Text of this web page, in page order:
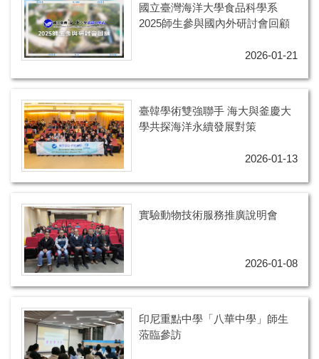
國立臺灣海洋大學食品科學系
2025師生參與國內外研討會回顧
2026-01-21
臺韓學術雙強聯手 海大與釜慶大
學共探海洋永續發展對策
2026-01-13
實驗動物技術服務推廣說明會
2026-01-08
印尼重點中學「八華中學」師生
蒞臨參訪